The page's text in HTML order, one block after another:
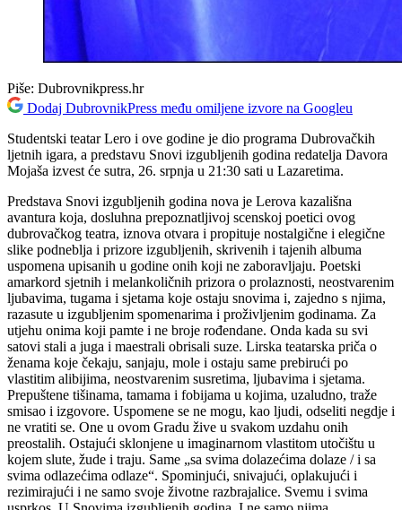
Piše: Dubrovnikpress.hr
Dodaj DubrovnikPress među omiljene izvore na Googleu
Studentski teatar Lero i ove godine je dio programa Dubrovačkih
ljetnih igara, a predstavu Snovi izgubljenih godina redatelja Davora
Mojaša izvest će sutra, 26. srpnja u 21:30 sati u Lazaretima.
Predstava Snovi izgubljenih godina nova je Lerova kazališna
avantura koja, dosluhna prepoznatljivoj scenskoj poetici ovog
dubrovačkog teatra, iznova otvara i propituje nostalgične i elegične
slike podneblja i prizore izgubljenih, skrivenih i tajenih albuma
uspomena upisanih u godine onih koji ne zaboravljaju. Poetski
amarkord sjetnih i melankoličnih prizora o prolaznosti, neostvarenim
ljubavima, tugama i sjetama koje ostaju snovima i, zajedno s njima,
razasute u izgubljenim spomenarima i proživljenim godinama. Za
utjehu onima koji pamte i ne broje rođendane. Onda kada su svi
satovi stali a juga i maestrali obrisali suze. Lirska teatarska priča o
ženama koje čekaju, sanjaju, mole i ostaju same prebirući po
vlastitim alibijima, neostvarenim susretima, ljubavima i sjetama.
Prepuštene tišinama, tamama i fobijama u kojima, uzaludno, traže
smisao i izgovore. Uspomene se ne mogu, kao ljudi, odseliti negdje i
ne vratiti se. One u ovom Gradu žive u svakom uzdahu onih
preostalih. Ostajući sklonjene u imaginarnom vlastitom utočištu u
kojem slute, žude i traju. Same „sa svima dolazećima dolaze / i sa
svima odlazećima odlaze“. Spominjući, snivajući, oplakujući i
rezimirajući i ne samo svoje životne razbrajalice. Svemu i svima